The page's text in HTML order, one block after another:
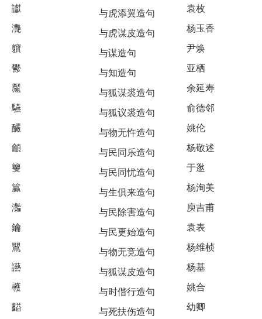
讞
灧
軉
鬰
黶
驠
釅
龥
籰
籯
灎
鑰
鸎
讛
彠
齸
与虎添翼造句
与虎谋皮造句
与谋造句
与知造句
与狐谋裘造句
与狐议裘造句
与物无忤造句
与民同乐造句
与民同忧造句
与生俱来造句
与民除害造句
与民更始造句
与物无竞造句
与狐谋皮造句
与时偕行造句
与死扶伤造句
袁枚
杨玉香
尹焕
亚栖
余延寿
俞德邻
姚伦
杨敬述
于逖
杨洵美
庾吉甫
袁表
杨维桢
杨基
姚合
幼卿